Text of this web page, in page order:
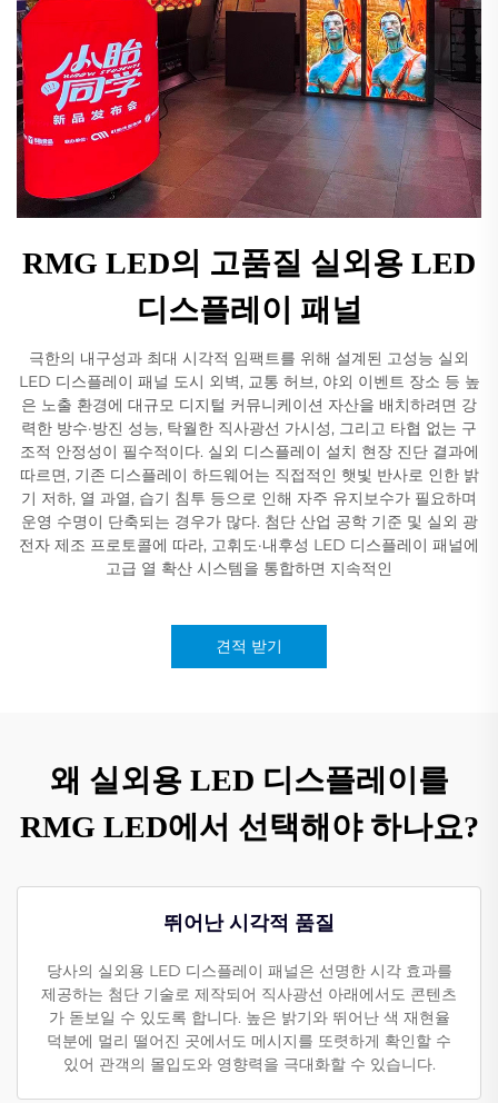
RMG LED의 고품질 실외용 LED
디스플레이 패널
극한의 내구성과 최대 시각적 임팩트를 위해 설계된 고성능 실외
LED 디스플레이 패널 도시 외벽, 교통 허브, 야외 이벤트 장소 등 높
은 노출 환경에 대규모 디지털 커뮤니케이션 자산을 배치하려면 강
력한 방수·방진 성능, 탁월한 직사광선 가시성, 그리고 타협 없는 구
조적 안정성이 필수적이다. 실외 디스플레이 설치 현장 진단 결과에
따르면, 기존 디스플레이 하드웨어는 직접적인 햇빛 반사로 인한 밝
기 저하, 열 과열, 습기 침투 등으로 인해 자주 유지보수가 필요하며
운영 수명이 단축되는 경우가 많다. 첨단 산업 공학 기준 및 실외 광
전자 제조 프로토콜에 따라, 고휘도·내후성 LED 디스플레이 패널에
고급 열 확산 시스템을 통합하면 지속적인
견적 받기
왜 실외용 LED 디스플레이를
RMG LED에서 선택해야 하나요?
뛰어난 시각적 품질
당사의 실외용 LED 디스플레이 패널은 선명한 시각 효과를
제공하는 첨단 기술로 제작되어 직사광선 아래에서도 콘텐츠
가 돋보일 수 있도록 합니다. 높은 밝기와 뛰어난 색 재현율
덕분에 멀리 떨어진 곳에서도 메시지를 또렷하게 확인할 수
있어 관객의 몰입도와 영향력을 극대화할 수 있습니다.